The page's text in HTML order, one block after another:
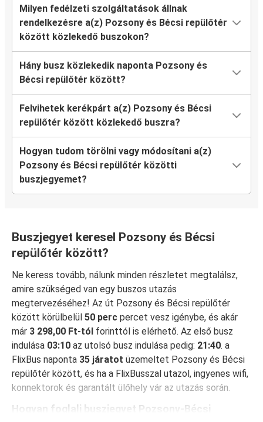
Milyen fedélzeti szolgáltatások állnak
rendelkezésre a(z) Pozsony és Bécsi repülőtér
között közlekedő buszokon?
Hány busz közlekedik naponta Pozsony és
Bécsi repülőtér között?
Felvihetek kerékpárt a(z) Pozsony és Bécsi
repülőtér között közlekedő buszra?
Hogyan tudom törölni vagy módosítani a(z)
Pozsony és Bécsi repülőtér közötti
buszjegyemet?
Buszjegyet keresel Pozsony és Bécsi
repülőtér között?
Ne keress tovább, nálunk minden részletet megtalálsz,
amire szükséged van egy buszos utazás
megtervezéséhez! Az út Pozsony és Bécsi repülőtér
között körülbelül 50 perc percet vesz igénybe, és akár
már 3 298,00 Ft-tól forinttól is elérhető. Az első busz
indulása 03:10 az utolsó busz indulása pedig: 21:40. a
FlixBus naponta 35 járatot üzemeltet Pozsony és Bécsi
repülőtér között, és ha a FlixBusszal utazol, ingyenes wifi,
konnektorok és garantált ülőhely vár az utazás során.
Hogyan foglalj buszjegyet Pozsony-Bécsi